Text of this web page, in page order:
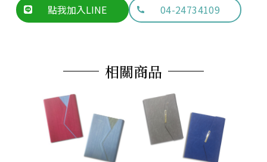
點我加入LINE 04-24734109
相關商品